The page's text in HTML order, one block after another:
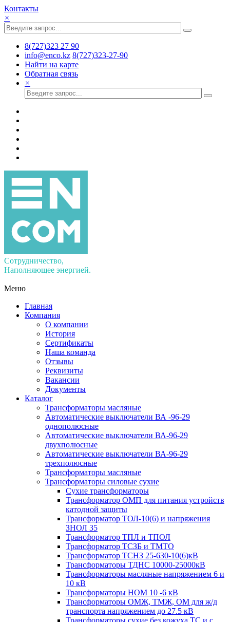
Контакты
×
8(727)323 27 90
info@enco.kz 8(727)323-27-90
Найти на карте
Обратная связь
×
Сотрудничество,
Наполняющее энергией.
Меню
Главная
Компания
О компании
История
Сертификаты
Наша команда
Отзывы
Реквизиты
Вакансии
Документы
Каталог
Трансформаторы масляные
Автоматические выключатели ВА -96-29
однополюсные
Автоматические выключатели ВА-96-29
двухполюсные
Автоматические выключатели ВА-96-29
трехполюсные
Трансформаторы масляные
Трансформаторы силовые сухие
Сухие трансформаторы
Трансформатор ОМП для питания устройств
катодной защиты
Трансформатор ТОЛ-10(6) и напряжения
ЗНОЛ 35
Трансформатор ТПЛ и ТПОЛ
Трансформатор ТСЗБ и ТМТО
Трансформатор ТСНЗ 25-630-10(6)кВ
Трансформаторы ТДНС 10000-25000кВ
Трансформаторы масляные напряжением 6 и
10 кВ
Трансформаторы НОМ 10 -6 кВ
Трансформаторы ОМЖ, ТМЖ, ОМ для ж/д
транспорта напряжением до 27.5 кВ
Трансформаторы сухие без кожуха ТС и с